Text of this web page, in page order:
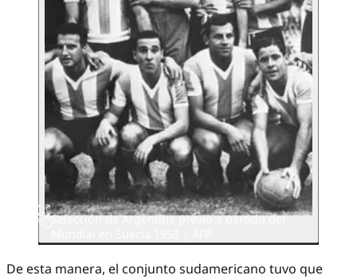
Selección de Argentina previo a partido del
De esta manera, el conjunto sudamericano tuvo que